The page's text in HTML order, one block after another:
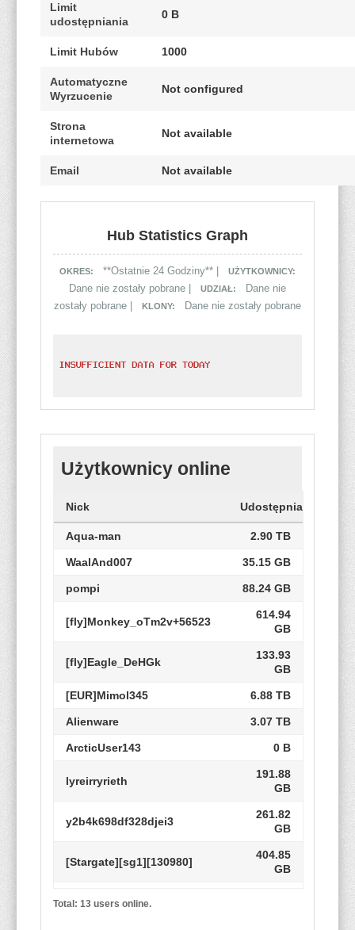
Limit
udostępniania
0 B
Limit Hubów 1000
Automatyczne
Wyrzucenie
Not configured
Strona
internetowa
Not available
Email Not available
Hub Statistics Graph
OKRES: **Ostatnie 24 Godziny** | UŻYTKOWNICY:
Dane nie zostały pobrane | UDZIAŁ:
Dane nie
zostały pobrane |
KLONY: Dane nie zostały pobrane
Użytkownicy online
Nick Udostępnianie
Aqua-man 2.90 TB
WaalAnd007 35.15 GB
pompi 88.24 GB
[fly]Monkey_oTm2v+56523
614.94
GB
[fly]Eagle_DeHGk
133.93
GB
[EUR]Mimol345 6.88 TB
Alienware 3.07 TB
ArcticUser143 0 B
lyreirryrieth
191.88
GB
y2b4k698df328djei3
261.82
GB
[Stargate][sg1][130980]
404.85
GB
[fly]Fire_C9ngpc
Total: 13 users online.